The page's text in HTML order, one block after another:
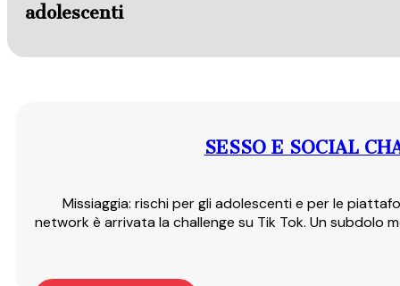
adolescenti
SESSO E SOCIAL
Missiaggia: rischi per gli adolescenti e per le
network è arrivata la challenge su Tik Tok. Un subdolo